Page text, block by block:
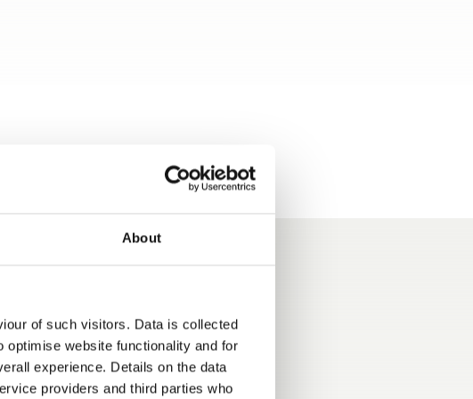
About
of such visitors. Data is collected
website functionality and for
experience. Details on the data
providers and third parties who
Highlights
Motore Multijet 180 CV
Plus con